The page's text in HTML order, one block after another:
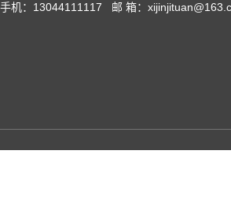
手机：13044111117 邮 箱：